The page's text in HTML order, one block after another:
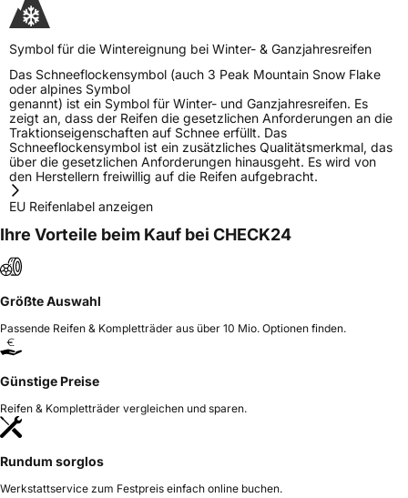
Symbol für die Wintereignung bei Winter- & Ganzjahresreifen
Das Schneeflockensymbol (auch 3 Peak Mountain Snow Flake
oder alpines Symbol
genannt) ist ein Symbol für Winter- und Ganzjahresreifen. Es
zeigt an, dass der Reifen die gesetzlichen Anforderungen an die
Traktionseigenschaften auf Schnee erfüllt. Das
Schneeflockensymbol ist ein zusätzliches Qualitätsmerkmal, das
über die gesetzlichen Anforderungen hinausgeht. Es wird von
den Herstellern freiwillig auf die Reifen aufgebracht.
EU Reifenlabel anzeigen
Ihre Vorteile beim Kauf bei CHECK24
Größte Auswahl
Passende Reifen & Kompletträder aus über 10 Mio. Optionen finden.
Günstige Preise
Reifen & Kompletträder vergleichen und sparen.
Rundum sorglos
Werkstattservice zum Festpreis einfach online buchen.